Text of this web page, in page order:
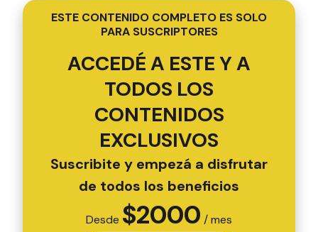
ESTE CONTENIDO COMPLETO ES SOLO
PARA SUSCRIPTORES
ACCEDÉ A ESTE Y A
TODOS LOS
CONTENIDOS
EXCLUSIVOS
Suscribite y empezá a disfrutar
de todos los beneficios
Desde $2000 / mes